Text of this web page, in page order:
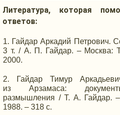
Литература, которая
ответов:
Гайдар Аркадий Петрович.
3 т. / А. П. Гайдар. – Москва:
2000.
Гайдар Тимур
из Арзамаса:
размышления / Т. А. Гайдар.
1988. –318 с.